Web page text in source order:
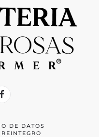
DE DATOS